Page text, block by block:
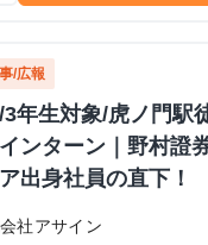
/広報
/3年生対象/虎ノ門駅
ンターン｜野村證
出身社員の直下！
社アサイン